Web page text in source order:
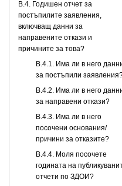
В.4. Годишен отчет за
постъпилите заявления,
включващ данни за
направените откази и
причините за това?
В.4.1. Има ли в него
за постъпили
В.4.2. Има ли в него
за направени откази?
В.4.3. Има ли в него
посочени основания/
причини за отказите?
В.4.4. Моля посочете
годината на
отчети по ЗДОИ?